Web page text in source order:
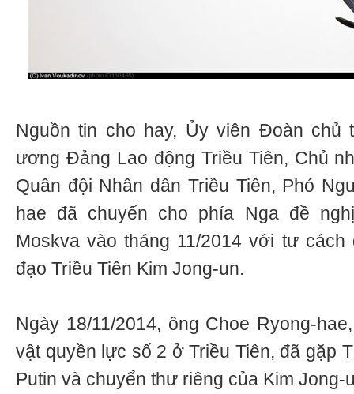
Nguồn tin cho hay, Ủy viên Đoàn chủ
ương Đảng Lao động Triều Tiên, Chủ
Quân đội Nhân dân Triều Tiên, Phó
hae đã chuyển cho phía Nga đề
Moskva vào tháng 11/2014 với tư
đạo Triều Tiên Kim Jong-un.
Ngày 18/11/2014, ông Choe Ryong-
vật quyền lực số 2 ở Triều Tiên, đã gặp
Putin và chuyển thư riêng của Kim Jong-